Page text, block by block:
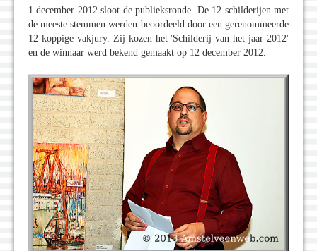
1 december 2012 sloot de publieksronde. De 12 schilderijen met
de meeste stemmen werden beoordeeld door een gerenommeerde
12-koppige vakjury. Zij kozen het 'Schilderij van het jaar 2012'
en de winnaar werd bekend gemaakt op 12 december 2012.